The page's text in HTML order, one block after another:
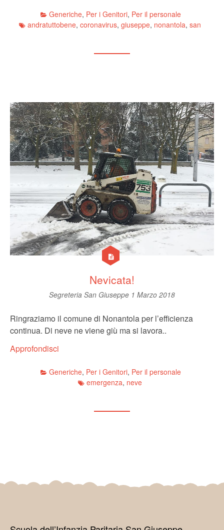
Generiche, Per i Genitori, Per il personale
andratuttobene, coronavirus, giuseppe, nonantola, san
Nevicata!
Segreteria San Giuseppe 1 Marzo 2018
Ringraziamo il comune di Nonantola per l’efficienza
continua. Di neve ne viene giù ma si lavora..
Approfondisci
Generiche, Per i Genitori, Per il personale
emergenza, neve